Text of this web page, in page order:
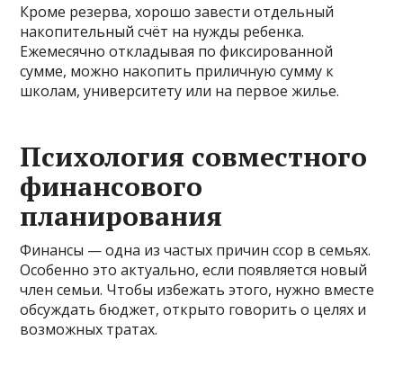
Кроме резерва, хорошо завести отдельный
накопительный счёт на нужды ребенка.
Ежемесячно откладывая по фиксированной
сумме, можно накопить приличную сумму к
школам, университету или на первое жилье.
Психология совместного
финансового
планирования
Финансы — одна из частых причин ссор в семьях.
Особенно это актуально, если появляется новый
член семьи. Чтобы избежать этого, нужно вместе
обсуждать бюджет, открыто говорить о целях и
возможных тратах.